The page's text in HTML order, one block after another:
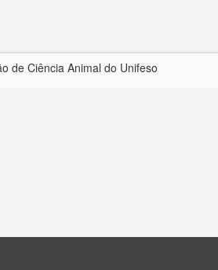
de Ciência Animal do Unifeso